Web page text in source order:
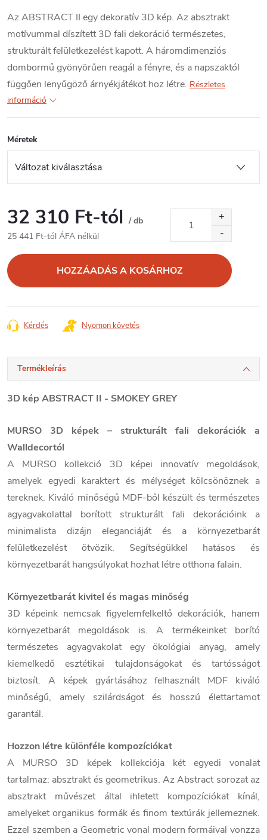
Az ABSTRACT II egy dekoratív 3D kép. Az absztrakt
motívummal díszített 3D fali dekoráció természetes,
strukturált felületkezelést kapott. A háromdimenziós
dombormű gyönyörűen reagál a fényre, és a napszaktól
függően lenyűgöző árnyékjátékot hoz létre. Részletes
információ
Méretek
32 310 Ft-tól / db
25 441 Ft-tól ÁFA nélkül
HOZZÁADÁS A KOSÁRHOZ
Kérdés Nyomon követés
Termékleírás
3D kép ABSTRACT II - SMOKEY GREY
MURSO 3D képek – strukturált fali dekorációk a
Walldecortól
A MURSO kollekció 3D képei innovatív megoldások,
amelyek egyedi karaktert és mélységet kölcsönöznek a
tereknek. Kiváló minőségű MDF-ből készült és természetes
agyagvakolattal borított strukturált fali dekorációink a
minimalista dizájn eleganciáját és a környezetbarát
felületkezelést ötvözik. Segítségükkel hatásos és
környezetbarát hangsúlyokat hozhat létre otthona falain.
Környezetbarát kivitel és magas minőség
3D képeink nemcsak figyelemfelkeltő dekorációk, hanem
környezetbarát megoldások is. A termékeinket borító
természetes agyagvakolat egy ökológiai anyag, amely
kiemelkedő esztétikai tulajdonságokat és tartósságot
biztosít. A képek gyártásához felhasznált MDF kiváló
minőségű, amely szilárdságot és hosszú élettartamot
garantál.
Hozzon létre különféle kompozíciókat
A MURSO 3D képek kollekciója két egyedi vonalat
tartalmaz: absztrakt és geometrikus. Az Abstract sorozat az
absztrakt művészet által ihletett kompozíciókat kínál,
amelyeket organikus formák és finom textúrák jellemeznek.
Ezzel szemben a Geometric vonal modern formáival vonzza